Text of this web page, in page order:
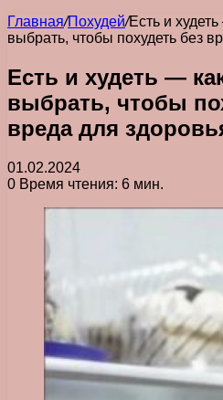
Главная/Похудей/Есть и
выбрать, чтобы похудеть без
Есть и худеть —
выбрать, чтобы
вреда для
01.02.2024
0 Время чтения: 6 мин.